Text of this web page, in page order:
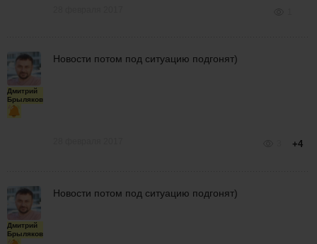
Дмитрий
Брыляков
Новости потом под ситуацию подгонят)
+4
Дмитрий
Брыляков
Новости потом под ситуацию подгонят)